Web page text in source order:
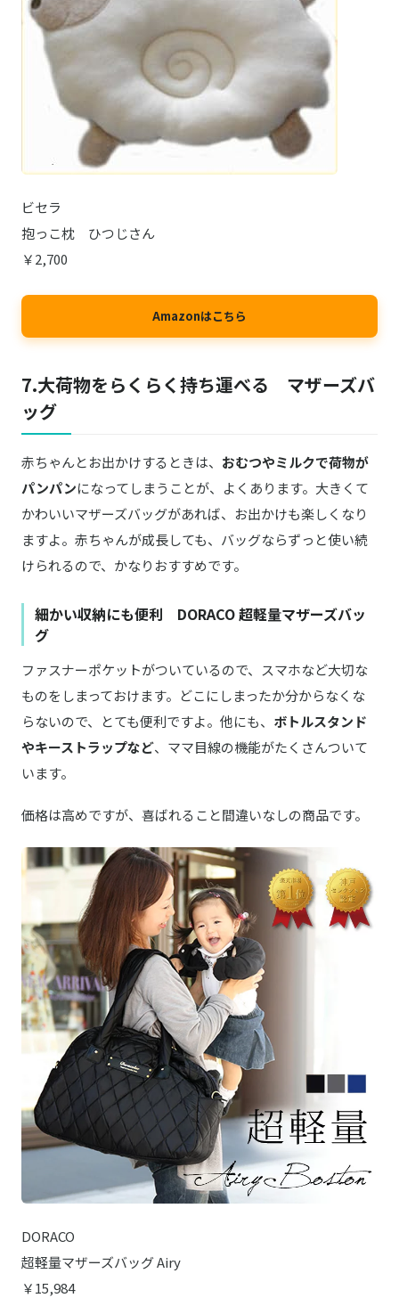
ビセラ
抱っこ枕 ひつじさん
￥2,700
Amazonはこちら
7.大荷物をらくらく持ち運べる マザーズバ
ッグ
赤ちゃんとお出かけするときは、 おむつやミルクで荷物が
パンパンになってしまうことが、よくあります。大きくて
かわいいマザーズバッグがあれば、お出かけも楽しくなり
ますよ。赤ちゃんが成長しても、バッグならずっと使い続
けられるので、かなりおすすめです。
細かい収納にも便利 DORACO 超軽量マザーズバッ
グ
ファスナーポケットがついているので、スマホなど大切な
ものをしまっておけます。どこにしまったか分からなくな
らないので、とても便利ですよ。他にも、 ボトルスタンド
やキーストラップなど、ママ目線の機能がたくさんついて
います。
価格は高めですが、喜ばれること間違いなしの商品です。
DORACO
超軽量マザーズバッグ Airy
￥15,984